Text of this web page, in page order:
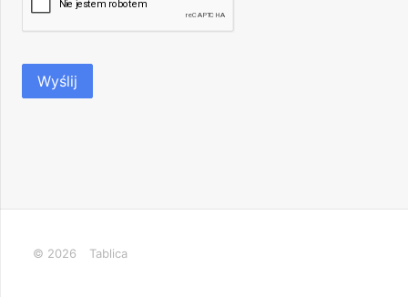
Wyślij
© 2026 Tablica